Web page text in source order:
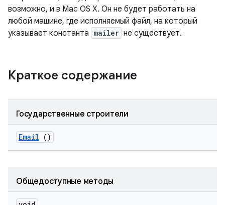
возможно, и в Mac OS X. Он не будет работать на
любой машине, где исполняемый файл, на который
указывает константа mailer не существует.
Краткое содержание
Государственные строители
Email ()
Общедоступные методы